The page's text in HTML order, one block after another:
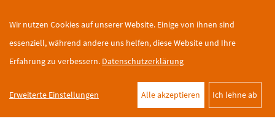
Wir nutzen Cookies auf unserer Website. Einige von ihnen sind
essenziell, während andere uns helfen, diese Website und Ihre
Erfahrung zu verbessern. Datenschutzerklärung
Erweiterte Einstellungen Ich lehne ab
Alle akzeptieren